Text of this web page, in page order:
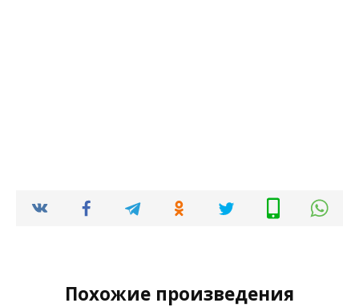
Похожие произведения